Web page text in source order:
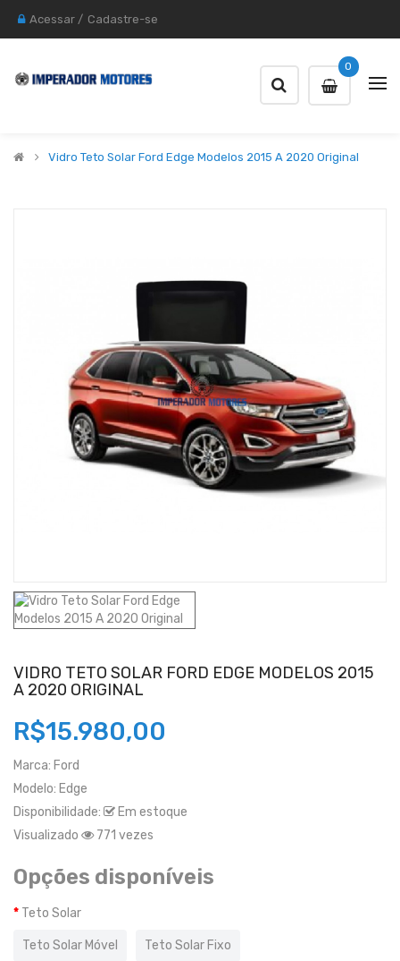
Acessar / Cadastre-se
0
Vidro Teto Solar Ford Edge Modelos 2015 A 2020 Original
VIDRO TETO SOLAR FORD EDGE MODELOS 2015
A 2020 ORIGINAL
R$15.980,00
Marca: Ford
Modelo: Edge
Disponibilidade:
Em estoque
Visualizado
771 vezes
Opções disponíveis
Teto Solar
Teto Solar Móvel Teto Solar Fixo